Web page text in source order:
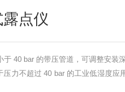
点仪
线式露点仪 DMP8（用于小于 40 bar 的带压管道，可调整安
力不超过 40 bar 的工业低湿度应